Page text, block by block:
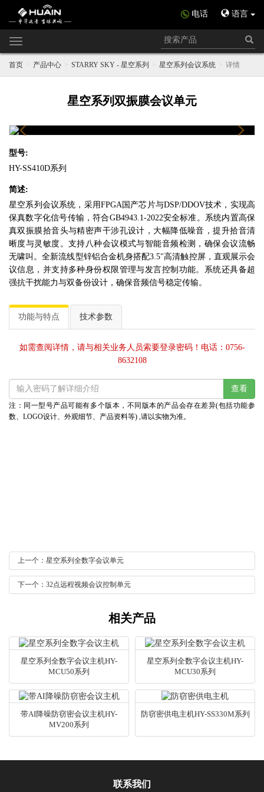
电话 语言
Toggle
navigation
首页 产品中心 STARRY SKY - 星空系列 星空系列会议系统 详情
星空系列双振膜会议单元
Previous Next
型号:
HY-SS410D系列
简述:
星空系列会议系统，采用FPGA国产芯片与DSP/DDOV技术，实现高
保真数字化信号传输，符合GB4943.1-2022安全标准。系统内置高保
真双振膜拾音头与精密声干涉孔设计，大幅降低噪音，提升拾音清
晰度与灵敏度。支持八种会议模式与智能音频检测，确保会议流畅
无啸叫。全新流线型锌铝合金机身搭配3.5"高清触控屏，直观展示会
议信息，并支持多种身份权限管理与发言控制功能。系统还具备超
强抗干扰能力与双备份设计，确保音频信号稳定传输。
功能与特点 技术参数
如需查阅详情，请与相关业务人员索要登录密码！电话：0756-
8632108
注：同一型号产品可能有多个版本，不同版本的产品会存在差异(包括功能参
数、LOGO设计、外观细节、产品资料等) ,请以实物为准。
上一个：星空系列全数字会议单元
下一个：32点远程视频会议控制单元
相关产品
星空系列全数字会议主机HY-
MCU50系列
星空系列全数字会议主机HY-
MCU30系列
带AI降噪防窃密会议主机HY-
MV200系列
防窃密供电主机HY-SS330M系列
联系我们